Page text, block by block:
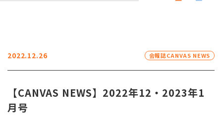
2022.12.26 会報誌CANVAS NEWS
【CANVAS NEWS】2022年12・2023年1
月号